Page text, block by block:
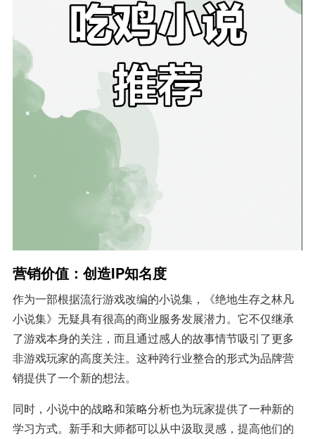
营销价值：创造IP知名度
作为一部根据流行游戏改编的小说集，《绝地生存之林凡
小说集》无疑具有很高的商业服务发展潜力。它不仅继承
了游戏本身的关注，而且通过感人的故事情节吸引了更多
非游戏玩家的高度关注。这种跨行业整合的形式为品牌营
销提供了一个新的想法。
同时，小说中的战略和策略分析也为玩家提供了一种新的
学习方式。新手和大师都可以从中汲取灵感，提高他们的